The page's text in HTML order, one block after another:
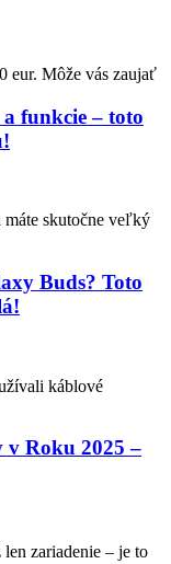
eur. Môže vás zaujať
funkcie – toto
máte skutočne veľký
Buds? Toto
káblové
v Roku 2025 –
len zariadenie – je to